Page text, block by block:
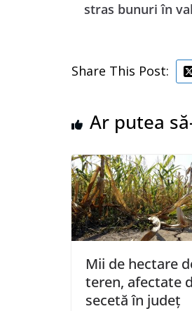
stras bunuri în
Share This Post:
Ar putea
Mii de hectare
teren, afectate
secetă în județ